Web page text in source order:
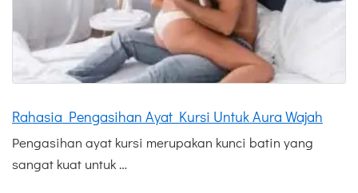
Rahasia Pengasihan Ayat Kursi Untuk Aura Wajah
Pengasihan ayat kursi merupakan kunci batin yang
sangat kuat untuk …